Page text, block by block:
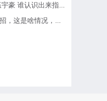
谁认识出来指认一下
啥情况，难道行情变了